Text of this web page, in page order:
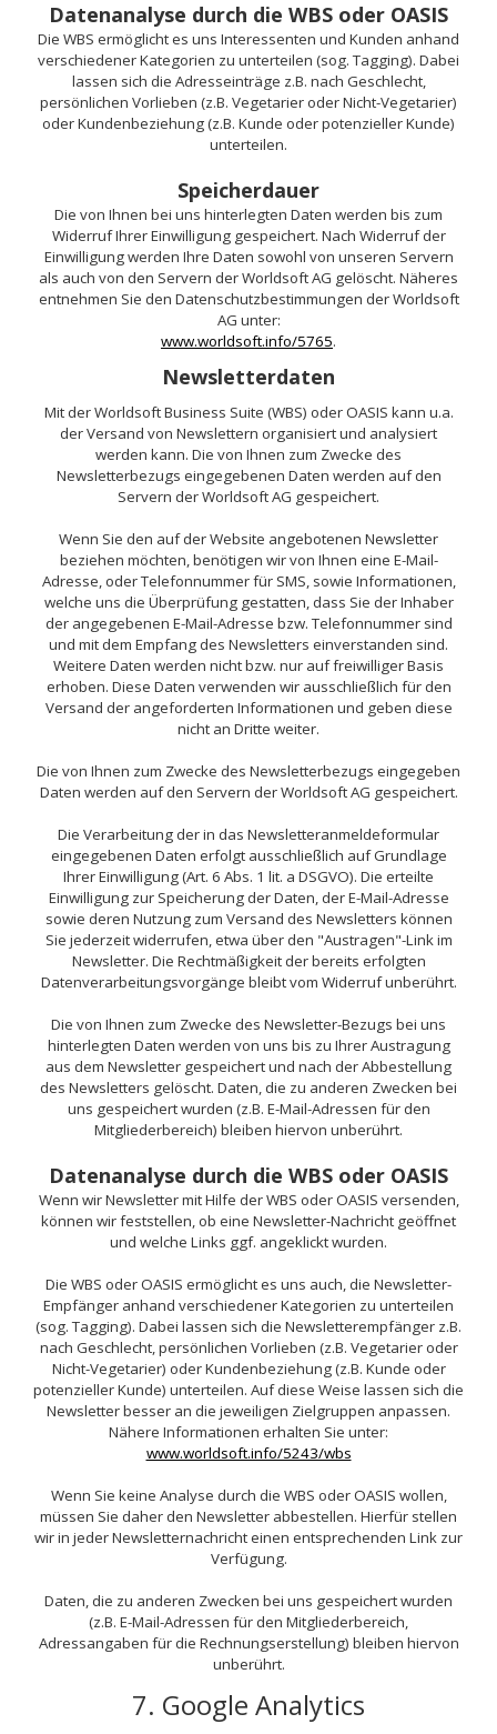
Datenanalyse durch die WBS oder OASIS
Die WBS ermöglicht es uns Interessenten und Kunden anhand
verschiedener Kategorien zu unterteilen (sog. Tagging). Dabei
lassen sich die Adresseinträge z.B. nach Geschlecht,
persönlichen Vorlieben (z.B. Vegetarier oder Nicht-Vegetarier)
oder Kundenbeziehung (z.B. Kunde oder potenzieller Kunde)
unterteilen.
Speicherdauer
Die von Ihnen bei uns hinterlegten Daten werden bis zum
Widerruf Ihrer Einwilligung gespeichert. Nach Widerruf der
Einwilligung werden Ihre Daten sowohl von unseren Servern
als auch von den Servern der Worldsoft AG gelöscht. Näheres
entnehmen Sie den Datenschutzbestimmungen der Worldsoft
AG unter:
www.worldsoft.info/5765.
Newsletterdaten
Mit der Worldsoft Business Suite (WBS) oder OASIS kann u.a.
der Versand von Newslettern organisiert und analysiert
werden kann. Die von Ihnen zum Zwecke des
Newsletterbezugs eingegebenen Daten werden auf den
Servern der Worldsoft AG gespeichert.
Wenn Sie den auf der Website angebotenen Newsletter
beziehen möchten, benötigen wir von Ihnen eine E-Mail-
Adresse, oder Telefonnummer für SMS, sowie Informationen,
welche uns die Überprüfung gestatten, dass Sie der Inhaber
der angegebenen E-Mail-Adresse bzw. Telefonnummer sind
und mit dem Empfang des Newsletters einverstanden sind.
Weitere Daten werden nicht bzw. nur auf freiwilliger Basis
erhoben. Diese Daten verwenden wir ausschließlich für den
Versand der angeforderten Informationen und geben diese
nicht an Dritte weiter.
Die von Ihnen zum Zwecke des Newsletterbezugs eingegeben
Daten werden auf den Servern der Worldsoft AG gespeichert.
Die Verarbeitung der in das Newsletteranmeldeformular
eingegebenen Daten erfolgt ausschließlich auf Grundlage
Ihrer Einwilligung (Art. 6 Abs. 1 lit. a DSGVO). Die erteilte
Einwilligung zur Speicherung der Daten, der E-Mail-Adresse
sowie deren Nutzung zum Versand des Newsletters können
Sie jederzeit widerrufen, etwa über den "Austragen"-Link im
Newsletter. Die Rechtmäßigkeit der bereits erfolgten
Datenverarbeitungsvorgänge bleibt vom Widerruf unberührt.
Die von Ihnen zum Zwecke des Newsletter-Bezugs bei uns
hinterlegten Daten werden von uns bis zu Ihrer Austragung
aus dem Newsletter gespeichert und nach der Abbestellung
des Newsletters gelöscht. Daten, die zu anderen Zwecken bei
uns gespeichert wurden (z.B. E-Mail-Adressen für den
Mitgliederbereich) bleiben hiervon unberührt.
Datenanalyse durch die WBS oder OASIS
Wenn wir Newsletter mit Hilfe der WBS oder OASIS versenden,
können wir feststellen, ob eine Newsletter-Nachricht geöffnet
und welche Links ggf. angeklickt wurden.
Die WBS oder OASIS ermöglicht es uns auch, die Newsletter-
Empfänger anhand verschiedener Kategorien zu unterteilen
(sog. Tagging). Dabei lassen sich die Newsletterempfänger z.B.
nach Geschlecht, persönlichen Vorlieben (z.B. Vegetarier oder
Nicht-Vegetarier) oder Kundenbeziehung (z.B. Kunde oder
potenzieller Kunde) unterteilen. Auf diese Weise lassen sich die
Newsletter besser an die jeweiligen Zielgruppen anpassen.
Nähere Informationen erhalten Sie unter:
www.worldsoft.info/5243/wbs
Wenn Sie keine Analyse durch die WBS oder OASIS wollen,
müssen Sie daher den Newsletter abbestellen. Hierfür stellen
wir in jeder Newsletternachricht einen entsprechenden Link zur
Verfügung.
Daten, die zu anderen Zwecken bei uns gespeichert wurden
(z.B. E-Mail-Adressen für den Mitgliederbereich,
Adressangaben für die Rechnungserstellung) bleiben hiervon
unberührt.
7. Google Analytics